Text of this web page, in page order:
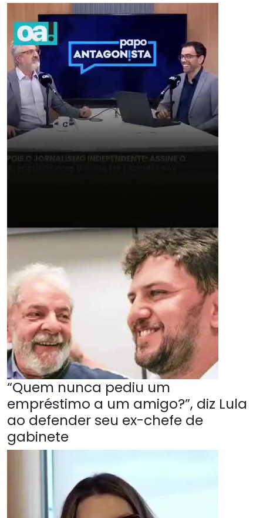
“Quem nunca pediu um
empréstimo a um amigo?”, diz Lula
ao defender seu ex-chefe de
gabinete